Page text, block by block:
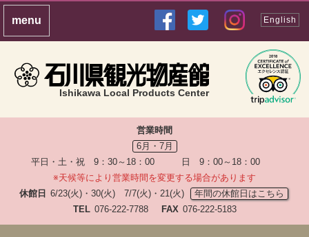
Ishikawa Local Products Center
English
営業時間
6月・7月
平日・土・祝 9：30～18：00 日 9：00～18：00
※天候等により営業時間を変更する場合があります
休館日 6/23(火)・30(火) 7/7(火)・21(火)
年間の休館日はこちら
TEL 076-222-7788 FAX 076-222-5183